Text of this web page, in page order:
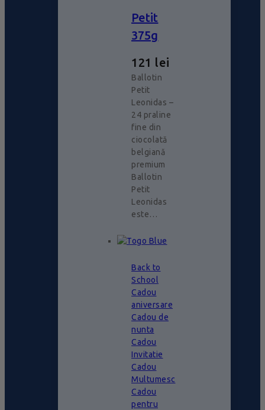
Petit
375g
121 lei
Ballotin
Petit
Leonidas –
24 praline
fine din
ciocolată
belgiană
premium
Ballotin
Petit
Leonidas
este…
Back to
School
Cadou
aniversare
Cadou de
nunta
Cadou
Invitatie
Cadou
Multumesc
Cadou
pentru